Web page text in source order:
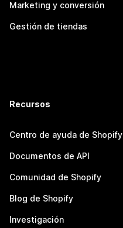
Marketing y conversión
Gestión de tiendas
Recursos
Centro de ayuda de Shopify
Documentos de API
Comunidad de Shopify
Blog de Shopify
Investigación